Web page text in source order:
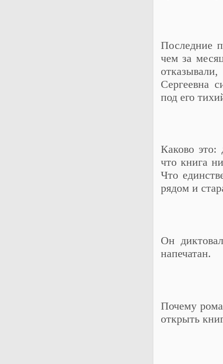
Последние
чем за
Сергеевна
под его
Каково это:
что книга
Что
рядом и
Он
напечатан.
Почему
открыть